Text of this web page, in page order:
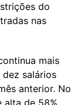
do
nas
mais
salários
anterior. No
alta de 58%